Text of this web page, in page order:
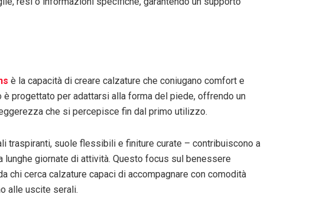
è la capacità di creare calzature che coniugano comfort e
progettato per adattarsi alla forma del piede, offrendo un
che si percepisce fin dal primo utilizzo.
traspiranti, suole flessibili e finiture curate – contribuiscono a
lunghe giornate di attività. Questo focus sul benessere
chi cerca calzature capaci di accompagnare con comodità
alle uscite serali.